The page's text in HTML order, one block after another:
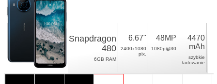
Snapdragon
480
6GB RAM
6.67"
2400x1080
pix.
48MP
1080p@30
4470
mAh
szybkie
ładowanie